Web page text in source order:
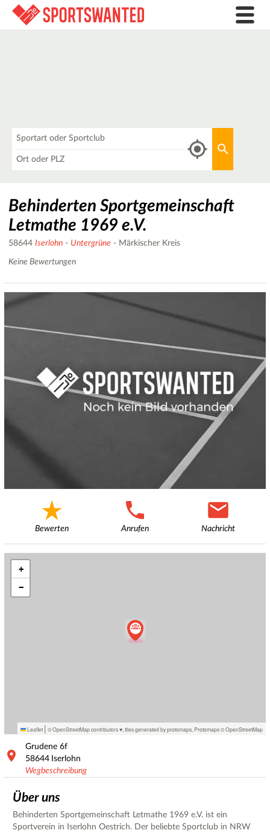
Behinderten Sportgemeinschaft
Letmathe 1969 e.V.
58644 Iserlohn - Untergrüne - Märkischer Kreis
Keine Bewertungen
Bewerten Anrufen Nachricht
+
−
Leaflet | © OpenStreetMap contributors ♥, tiles generated by protomaps Protomaps©OpenStreetMap
Grudene 6f
58644 Iserlohn
Wegbeschreibung
Über uns
Behinderten Sportgemeinschaft Letmathe 1969 e.V. ist ein
Sportverein in Iserlohn Oestrich. Der beliebte Sportclub in NRW